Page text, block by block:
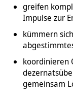
greifen
Impulse zur
kümmern
koordinieren
gemeinsam